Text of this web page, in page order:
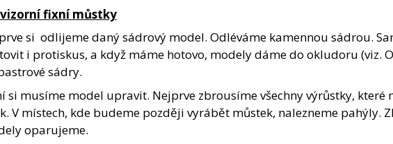
fixní můstky
si odlijeme daný sádrový model. Odléváme kamennou sádrou.
i protiskus, a když máme hotovo, modely dáme do okludoru (viz.
sádry.
si musíme model upravit. Nejprve zbrousíme všechny výrůstky,
V místech, kde budeme později vyrábět můstek, nalezneme pahýly.
oparujeme.